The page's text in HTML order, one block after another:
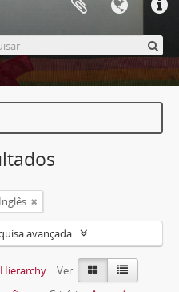
Inglês
avançada
Hierarchy
Ver: